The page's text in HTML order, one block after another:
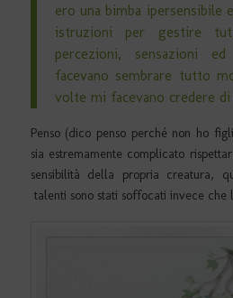
ero una bimba ipersensibile
istruzioni per gestire
percezioni, sensazioni
facevano sembrare tutto
volte mi facevano credere di
Penso (dico penso perché non ho
sia estremamente complicato
sensibilità della propria creatura,
talenti sono stati soffocati invece